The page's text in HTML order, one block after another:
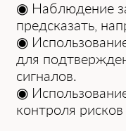
◉ Наблюдение
предсказать,
◉
д͏ля
сигналов.
◉
контр͏оля